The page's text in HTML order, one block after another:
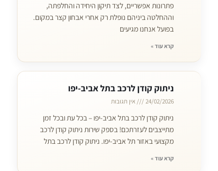
פתרונות אפשריים, לצד תיקון היחידה והחלפתה,
וההחלטה ביניהם נופלת רק אחרי אבחון קצר במקום.
בפועל אנחנו מגיעים
קרא עוד »
ניתוק קודן לרכב בתל אביב-יפו
24/02/2026 אין תגובות
ניתוק קודן לרכב בתל אביב-יפו – בכל עת ובכל זמן
מתייצבים לעזרתכם! בספק שירות ניתוק קודן לרכב
מקצועי באזור תל אביב-יפו. ניתוק קודן לרכב בתל
קרא עוד »